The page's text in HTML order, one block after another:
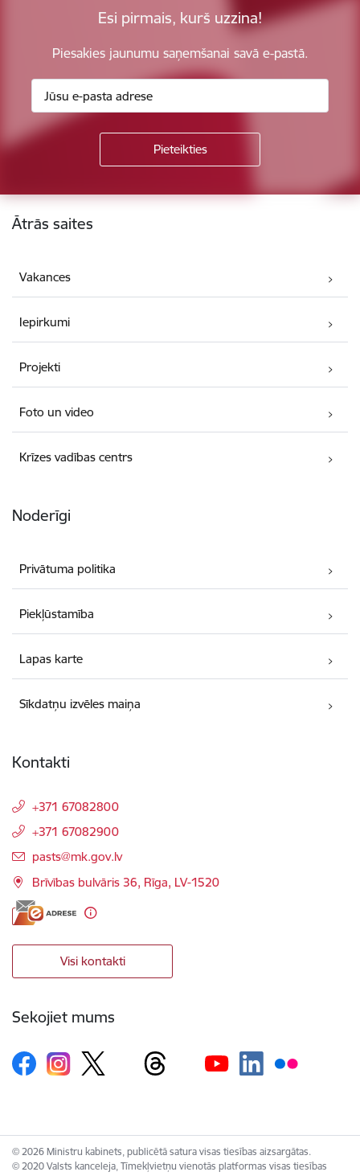
Esi pirmais, kurš uzzina!
Piesakies jaunumu saņemšanai savā e-pastā.
Kājene
Ātrās saites
Vakances
Iepirkumi
Projekti
Foto un video
Krīzes vadības centrs
Noderīgi
Privātuma politika
Piekļūstamība
Lapas karte
Sīkdatņu izvēles maiņa
Kontakti
+371 67082800
+371 67082900
E-pasts:
pasts@mk.gov.lv
Brīvības bulvāris 36, Rīga, LV-1520
Visi kontakti
Sekojiet mums
© 2026 Ministru kabinets, publicētā satura visas tiesības aizsargātas.
© 2020 Valsts kanceleja, Tīmekļvietņu vienotās platformas visas tiesības